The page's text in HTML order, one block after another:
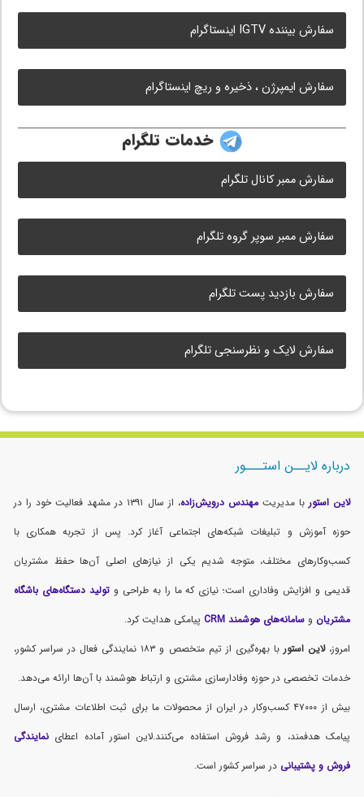
سفارش بیننده IGTV اینستاگرام
سفارش ایمپرژن ، ذخیره و ریچ اینستاگرام
خدمات تلگرام
سفارش ممبر کانال تلگرام
سفارش ممبر سوپر گروه تلگرام
سفارش بازدید پست تلگرام
سفارش لایک و نظرسنجی تلگرام